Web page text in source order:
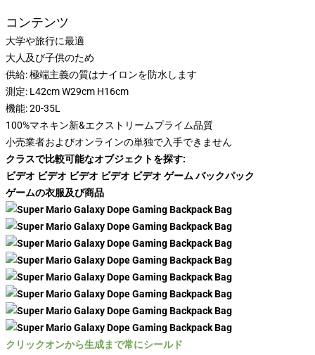
コンテンツ
大学や旅行に最適
大人及び子供のため
供給: 極端主義の質はナイロンを防水します
測定: L42cm W29cm H16cm
機能: 20-35L
100%マネキン新&エクストリームプライム品質
小売業者およびオンラインの単独で入手できません
クラスで比較可能なオブジェクトを探す:
ビデオ ビデオ ビデオ ビデオ ビデオ ゲーム バックパック
ゲームの衣服及び商品
クリックオンから生成まで常にシールド